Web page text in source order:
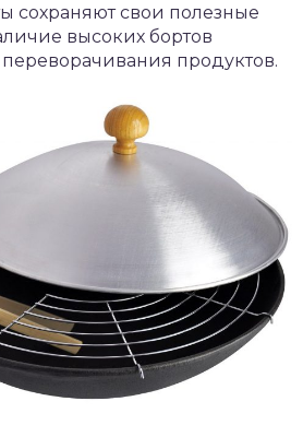
сохраняют свои полезные
высоких бортов
продуктов.